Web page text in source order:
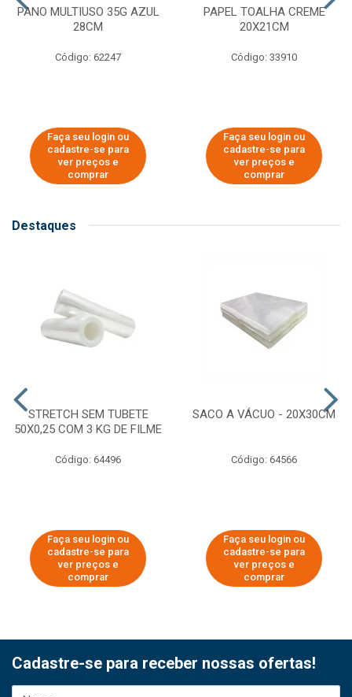
PANO MULTIUSO 35G AZUL
28CM
Código: 62247
Faça seu login ou
cadastre-se para
ver preços e
comprar
PAPEL TOALHA CREME
20X21CM
Código: 33910
Faça seu login ou
cadastre-se para
ver preços e
comprar
Destaques
STRETCH SEM TUBETE
50X0,25 COM 3 KG DE FILME
Código: 64496
Faça seu login ou
cadastre-se para
ver preços e
comprar
SACO A VÁCUO - 20X30CM
Código: 64566
Faça seu login ou
cadastre-se para
ver preços e
comprar
Cadastre-se para receber nossas ofertas!